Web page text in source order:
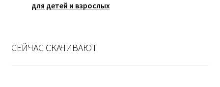
для детей и взрослых
СЕЙЧАС СКАЧИВАЮТ